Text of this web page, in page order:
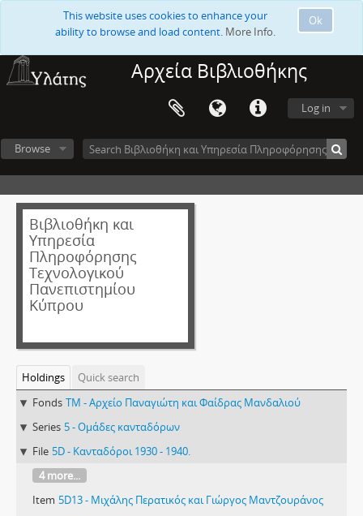
Ok
This website uses cookies to enhance your
ability to browse and load content. More Info.
Αρχεία Βιβλιοθήκης
Log in
Browse
Βιβλιοθήκη και
Υπηρεσία
Πληροφόρησης
Τεχνολογικού
Πανεπιστημίου
Κύπρου
Holdings
Quick search
Fonds TM - Αρχείο Παναγιώτη και Φαίδρας Μανδαλιού
Series 5 - Ομάδες κανταδόρων
File 5D - Κανταδόροι 1930 - 1940.
4 more...
Item 5D13 - Μιχάλης Περατικός και Γιώργος Μαντζουράνος